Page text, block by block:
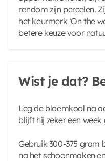
rondom zijn percelen.
het keurmerk ‘On the
betere keuze voor
Wist je dat?
Leg de bloemkool na
blijft hij zeker een week
Gebruik 300-375 gram
na het schoonmaken